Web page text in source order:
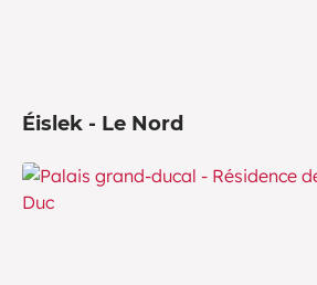
Éislek - Le Nord